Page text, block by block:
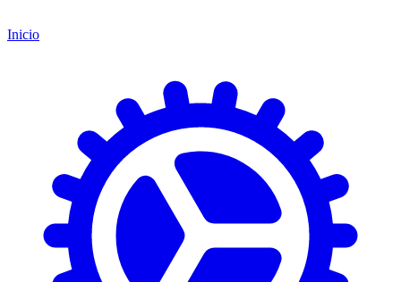
Inicio